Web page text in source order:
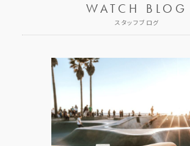
WATCH BLOG
スタッフブログ